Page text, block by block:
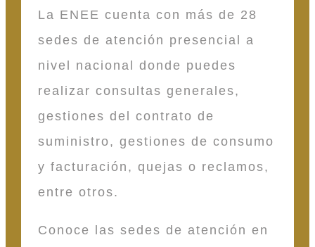
La ENEE cuenta con más de 28
sedes de atención presencial a
nivel nacional donde puedes
realizar consultas generales,
gestiones del contrato de
suministro, gestiones de consumo
y facturación, quejas o reclamos,
entre otros.
Conoce las sedes de atención en